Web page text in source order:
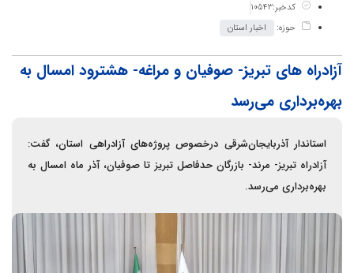
کدخبر:10543
حوزه:
اخبار استان
آزادراه های تبریز- صوفیان و مراغه- هشترود امسال به
بهره‌برداری می‌رسد
استاندار آذربایجان‌شرقی درخصوص پروژه‌های آزادراهی استان، گفت:
آزادراه تبریز- مرند- بازرگان حدفاصل تبریز تا صوفیان، آذر ماه امسال به
بهره‌برداری می‌رسد.